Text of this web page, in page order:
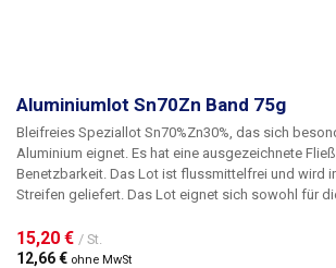
Aluminiumlot Sn70Zn Band 75g
Bleifreies Speziallot Sn70%Zn30%, das sich
Aluminium eignet. Es hat eine ausgezeichnete
Benetzbarkeit. Das Lot ist flussmittelfrei und wird
Streifen geliefert. Das Lot eignet sich sowohl für
das Löten von Aluminiumkonstruktionen und -kästen. Barrengröße
+/-5%: 500x10x2mm
15,20 € / St.
12,66 € ohne MwSt